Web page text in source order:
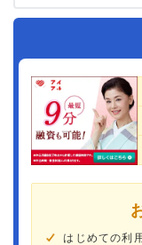
はじめての利